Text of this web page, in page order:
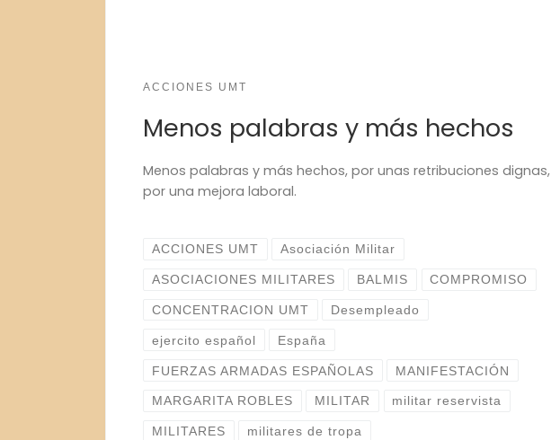
ACCIONES UMT
Menos palabras y más hechos
Menos palabras y más hechos, por unas retribuciones dignas,
por una mejora laboral.
ACCIONES UMT Asociación Militar
ASOCIACIONES MILITARES BALMIS COMPROMISO
CONCENTRACION UMT Desempleado
ejercito español España
FUERZAS ARMADAS ESPAÑOLAS MANIFESTACIÓN
MARGARITA ROBLES MILITAR militar reservista
MILITARES militares de tropa